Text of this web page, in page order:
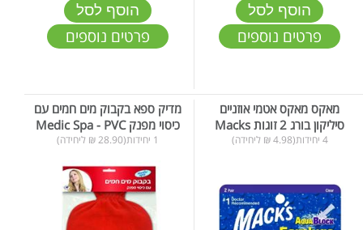
הוסף לסל
פרטים נוספים
הוסף לסל
פרטים נוספים
מאקס מאקס אטמי אוזניים
סיליקון בורג 2 זוגות Macks
4 יחידות(4.98 ₪ ליחידה)
מדיק ספא בקבוק מים חמים עם
כיסוי מפנק Medic Spa - PVC
1 יחידות(28.90 ₪ ליחידה)